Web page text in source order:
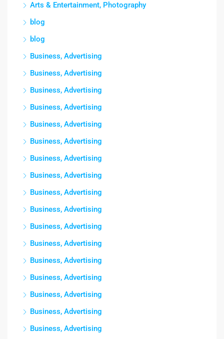
Arts & Entertainment, Photography
blog
blog
Business, Advertising
Business, Advertising
Business, Advertising
Business, Advertising
Business, Advertising
Business, Advertising
Business, Advertising
Business, Advertising
Business, Advertising
Business, Advertising
Business, Advertising
Business, Advertising
Business, Advertising
Business, Advertising
Business, Advertising
Business, Advertising
Business, Advertising